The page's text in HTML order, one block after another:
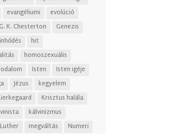
evangéliumi
evolúció
G. K. Chesterton
Genezis
hit
homoszexuális
Isten
Isten igéje
Jézus
kegyelem
Krisztus halála
kálvinizmus
Luther megváltás Numeri